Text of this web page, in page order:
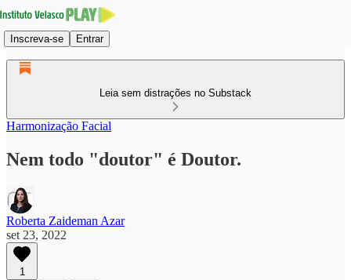
Inscreva-se Entrar
Leia sem distrações no Substack
Harmonização Facial
Nem todo "doutor" é Doutor.
Roberta Zaideman Azar
set 23, 2022
1